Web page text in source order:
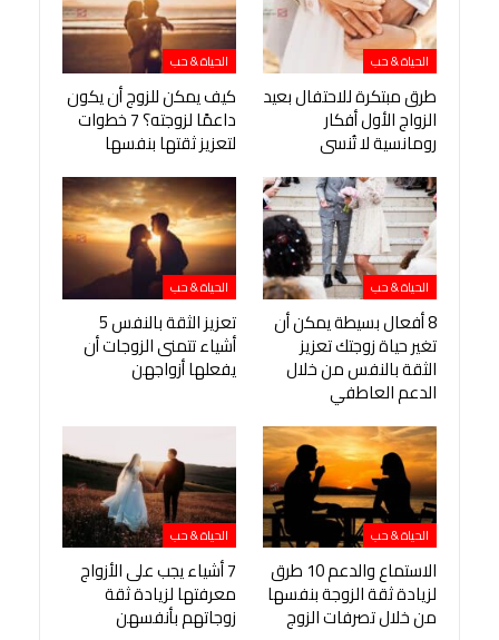
الحياة & حب
طرق مبتكرة للاحتفال بعيد
الزواج الأول أفكار
رومانسية لا تُنسى
الحياة & حب
كيف يمكن للزوج أن يكون
داعمًا لزوجته؟ 7 خطوات
لتعزيز ثقتها بنفسها
الحياة & حب
8 أفعال بسيطة يمكن أن
تغير حياة زوجتك تعزيز
الثقة بالنفس من خلال
الدعم العاطفي
الحياة & حب
تعزيز الثقة بالنفس 5
أشياء تتمنى الزوجات أن
يفعلها أزواجهن
الحياة & حب
الاستماع والدعم 10 طرق
لزيادة ثقة الزوجة بنفسها
من خلال تصرفات الزوج
الحياة & حب
7 أشياء يجب على الأزواج
معرفتها لزيادة ثقة
زوجاتهم بأنفسهن